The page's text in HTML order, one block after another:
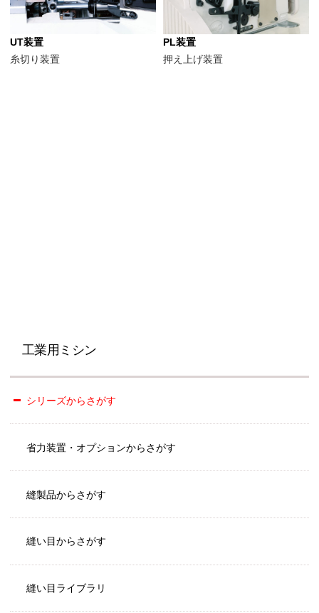
UT装置
糸切り装置
PL装置
押え上げ装置
工業用ミシン
シリーズからさがす
省力装置・オプションからさがす
縫製品からさがす
縫い目からさがす
縫い目ライブラリ